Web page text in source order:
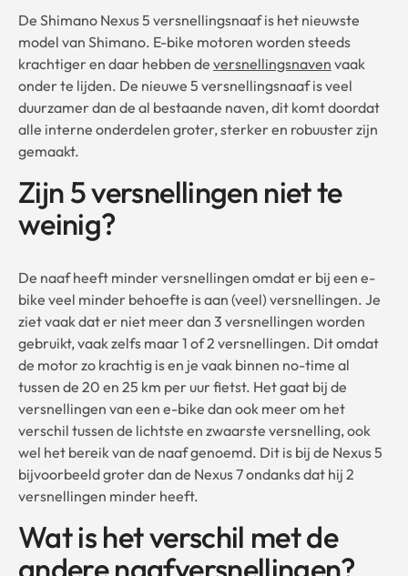
De Shimano Nexus 5 versnellingsnaaf is het nieuwste
model van Shimano. E-bike motoren worden steeds
krachtiger en daar hebben de versnellingsnaven vaak
onder te lijden. De nieuwe 5 versnellingsnaaf is veel
duurzamer dan de al bestaande naven, dit komt doordat
alle interne onderdelen groter, sterker en robuuster zijn
gemaakt.
Zijn 5 versnellingen niet te
weinig?
De naaf heeft minder versnellingen omdat er bij een e-
bike veel minder behoefte is aan (veel) versnellingen. Je
ziet vaak dat er niet meer dan 3 versnellingen worden
gebruikt, vaak zelfs maar 1 of 2 versnellingen. Dit omdat
de motor zo krachtig is en je vaak binnen no-time al
tussen de 20 en 25 km per uur fietst. Het gaat bij de
versnellingen van een e-bike dan ook meer om het
verschil tussen de lichtste en zwaarste versnelling, ook
wel het bereik van de naaf genoemd. Dit is bij de Nexus 5
bijvoorbeeld groter dan de Nexus 7 ondanks dat hij 2
versnellingen minder heeft.
Wat is het verschil met de
andere naafversnellingen?